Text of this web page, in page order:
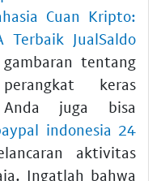
Cuan Kripto:
JualSaldo
tentang
keras
Anda juga bisa
indonesia 24
aktivitas
Ingatlah bahwa